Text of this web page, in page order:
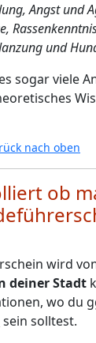
Angst und
und
sogar viele
nach oben
ob
wird
deiner Stadt
wo du
sein solltest.